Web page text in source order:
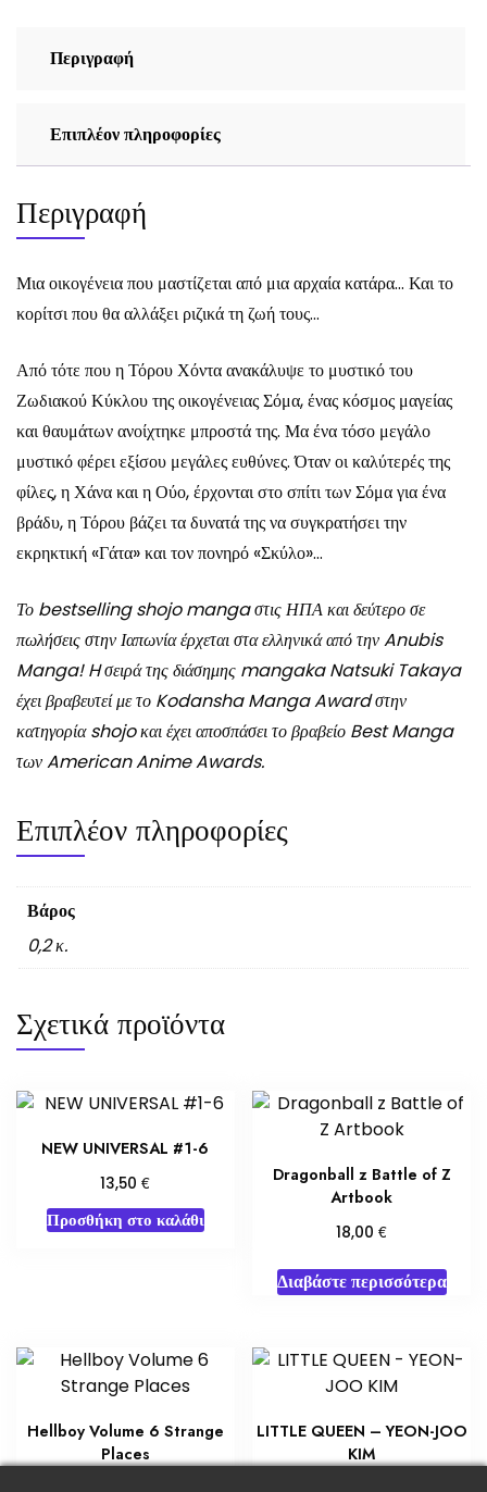
Περιγραφή
Επιπλέον πληροφορίες
Περιγραφή
Μια οικογένεια που μαστίζεται από μια αρχαία κατάρα… Και το
κορίτσι που θα αλλάξει ριζικά τη ζωή τους…
Από τότε που η Τόρου Χόντα ανακάλυψε το μυστικό του
Ζωδιακού Κύκλου της οικογένειας Σόμα, ένας κόσμος μαγείας
και θαυμάτων ανοίχτηκε μπροστά της. Μα ένα τόσο μεγάλο
μυστικό φέρει εξίσου μεγάλες ευθύνες. Όταν οι καλύτερές της
φίλες, η Χάνα και η Ούο, έρχονται στο σπίτι των Σόμα για ένα
βράδυ, η Τόρου βάζει τα δυνατά της να συγκρατήσει την
εκρηκτική «Γάτα» και τον πονηρό «Σκύλο»…
Το bestselling shojo manga στις ΗΠΑ και δεύτερο σε
πωλήσεις στην Ιαπωνία έρχεται στα ελληνικά από την Anubis
Manga! H σειρά της διάσημης mangaka Natsuki Takaya
έχει βραβευτεί με το Kodansha Manga Award στην
κατηγορία shojo και έχει αποσπάσει το βραβείο Best Manga
των American Anime Awards.
Επιπλέον πληροφορίες
Βάρος
0,2 κ.
Σχετικά προϊόντα
NEW UNIVERSAL #1-6
13,50€
Προσθήκη στο καλάθι
Dragonball z Battle of Z
Artbook
18,00€
Διαβάστε περισσότερα
Hellboy Volume 6 Strange
Places
LITTLE QUEEN – YEON-JOO
KIM